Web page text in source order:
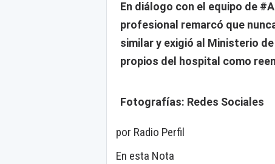
En diálogo con el equipo de
profesional remarcó que
similar y exigió al Ministerio
propios del hospital como
Fotografías: Redes Sociales
por Radio Perfil
En esta Nota